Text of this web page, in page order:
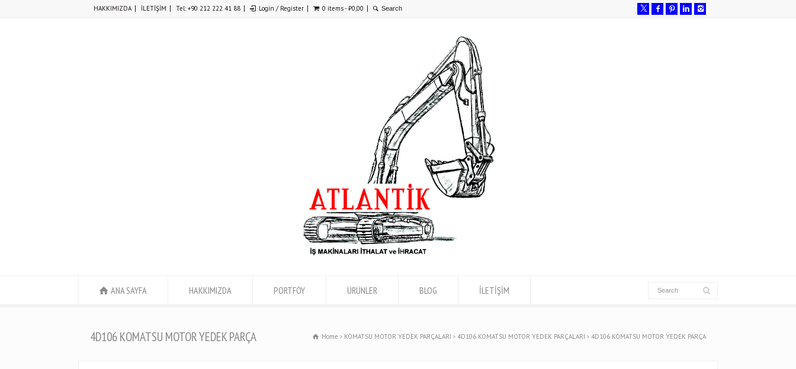
HAKKIMIZDA İLETİŞİM Tel: +90 212 222 41 88 Login / Register 0 items -₺0,00
ANA SAYFA HAKKIMIZDA PORTFÖY ÜRÜNLER BLOG İLETİŞİM
4D106 KOMATSU MOTOR YEDEK PARÇA Home KOMATSU MOTOR YEDEK PARÇALARI 4D106 KOMATSU MOTOR YEDEK PARÇALARI 4D106 KOMATSU MOTOR YEDEK PARÇA